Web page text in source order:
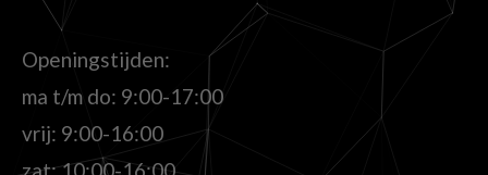
Openingstijden:
ma t/m do: 9:00-17:00
vrij: 9:00-16:00
zat: 10:00-16:00